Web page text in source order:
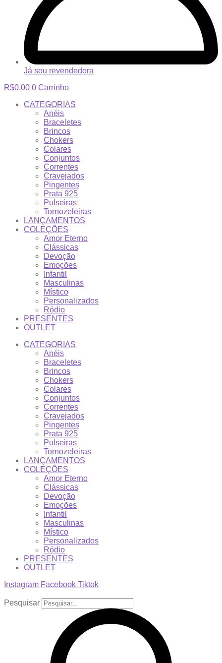
Já sou revendedora
R$0,00 0 Carrinho
CATEGORIAS
Anéis
Braceletes
Brincos
Chokers
Colares
Conjuntos
Correntes
Cravejados
Pingentes
Prata 925
Pulseiras
Tornozeleiras
LANÇAMENTOS
COLEÇÕES
Amor Eterno
Clássicas
Devoção
Emoções
Infantil
Masculinas
Místico
Personalizados
Ródio
PRESENTES
OUTLET
CATEGORIAS
Anéis
Braceletes
Brincos
Chokers
Colares
Conjuntos
Correntes
Cravejados
Pingentes
Prata 925
Pulseiras
Tornozeleiras
LANÇAMENTOS
COLEÇÕES
Amor Eterno
Clássicas
Devoção
Emoções
Infantil
Masculinas
Místico
Personalizados
Ródio
PRESENTES
OUTLET
Instagram Facebook Tiktok
Pesquisar